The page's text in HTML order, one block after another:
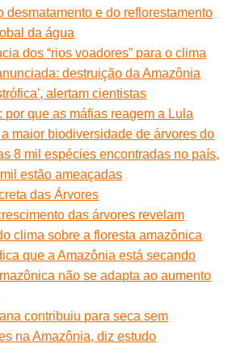
desmatamento e do reflorestamento
da água
dos “rios voadores” para o clima
destruição da Amazônia
alertam cientistas
por que as máfias reagem a Lula
maior biodiversidade de árvores do
8 mil espécies encontradas no país,
estão ameaçadas
das Árvores
das árvores revelam
clima sobre a floresta amazônica
que a Amazônia está secando
não se adapta ao aumento
contribuiu para seca sem
na Amazônia, diz estudo